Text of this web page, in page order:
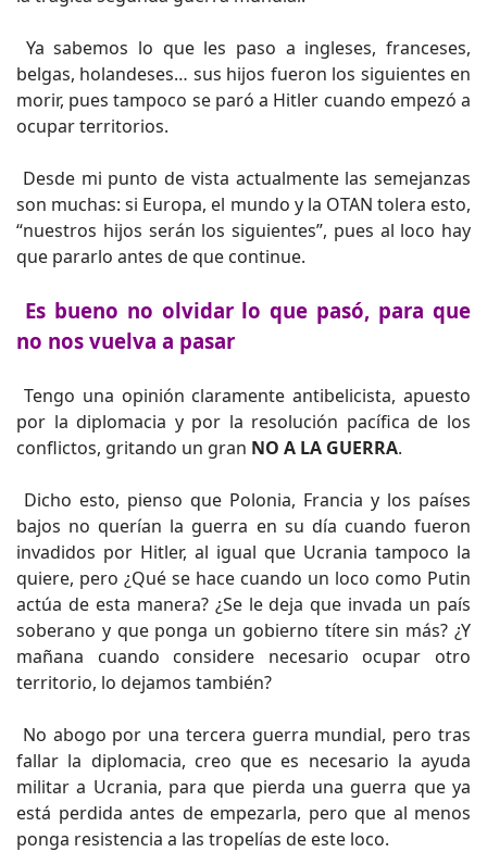
Ya sabemos lo que les paso a ingleses, franceses,
belgas, holandeses… sus hijos fueron los siguientes en
morir, pues tampoco se paró a Hitler cuando empezó a
ocupar territorios.
Desde mi punto de vista actualmente las semejanzas
son muchas: si Europa, el mundo y la OTAN tolera esto,
“nuestros hijos serán los siguientes”, pues al loco hay
que pararlo antes de que continue.
Es bueno no olvidar lo que pasó, para que
no nos vuelva a pasar
Tengo una opinión claramente antibelicista, apuesto
por la diplomacia y por la resolución pacífica de los
conflictos, gritando un gran NO A LA GUERRA.
Dicho esto, pienso que Polonia, Francia y los países
bajos no querían la guerra en su día cuando fueron
invadidos por Hitler, al igual que Ucrania tampoco la
quiere, pero ¿Qué se hace cuando un loco como Putin
actúa de esta manera? ¿Se le deja que invada un país
soberano y que ponga un gobierno títere sin más? ¿Y
mañana cuando considere necesario ocupar otro
territorio, lo dejamos también?
No abogo por una tercera guerra mundial, pero tras
fallar la diplomacia, creo que es necesario la ayuda
militar a Ucrania, para que pierda una guerra que ya
está perdida antes de empezarla, pero que al menos
ponga resistencia a las tropelías de este loco.